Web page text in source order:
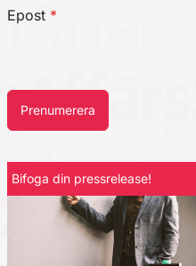
Epost *
Prenumerera
Bifoga din pressrelease!